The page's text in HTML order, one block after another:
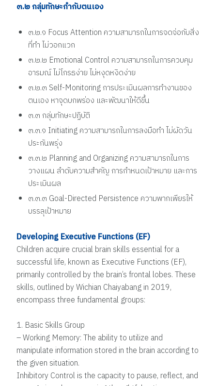
๓.๒ กลุ่มทักษะกำกับตนเอง
๓.๒.๑ Focus Attention ความสามารถในการจดจ่อกับสิ่ง
ที่ทำ ไม่วอกแวก
๓.๒.๒ Emotional Control ความสามารถในการควบคุม
อารมณ์ ไม่โกรธง่าย ไม่หงุดหงิดง่าย
๓.๒.๓ Self-Monitoring การประเมินผลการทำงานของ
ตนเอง หาจุดบกพร่อง และพัฒนาให้ดีขึ้น
๓.๓ กลุ่มทักษะปฏิบัติ
๓.๓.๑ Initiating ความสามารถในการลงมือทำ ไม่ผัดวัน
ประกันพรุ่ง
๓.๓.๒ Planning and Organizing ความสามารถในการ
วางแผน ลำดับความสำคัญ การกำหนดเป้าหมาย และการ
ประเมินผล
๓.๓.๓ Goal-Directed Persistence ความพากเพียรให้
บรรลุเป้าหมาย
Developing Executive Functions (EF)
Children acquire crucial brain skills essential for a
successful life, known as Executive Functions (EF),
primarily controlled by the brain’s frontal lobes. These
skills, outlined by Wichian Chaiyabang in 2019,
encompass three fundamental groups:
1. Basic Skills Group
– Working Memory: The ability to utilize and
manipulate information stored in the brain according to
the given situation.
Inhibitory Control is the capacity to pause, reflect, and